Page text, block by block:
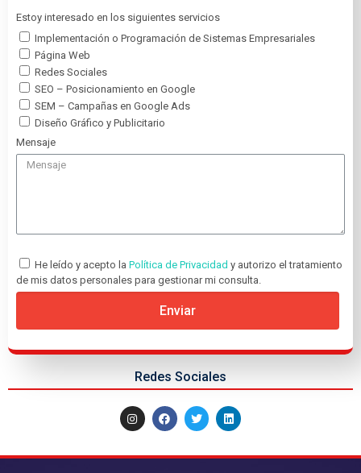
Estoy interesado en los siguientes servicios
Implementación o Programación de Sistemas Empresariales
Página Web
Redes Sociales
SEO – Posicionamiento en Google
SEM – Campañas en Google Ads
Diseño Gráfico y Publicitario
Mensaje
He leído y acepto la Política de Privacidad y autorizo el tratamiento
de mis datos personales para gestionar mi consulta.
Enviar
Redes Sociales